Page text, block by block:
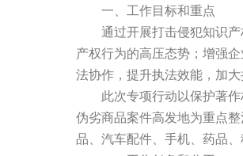
一、工作目标和重点
通过开展打击侵犯知识产
产权行为的高压态势；增强
法协作，提升执法效能，加
此次专项行动以保护著作
伪劣商品案件高发地为重点
品、汽车配件、手机、药品